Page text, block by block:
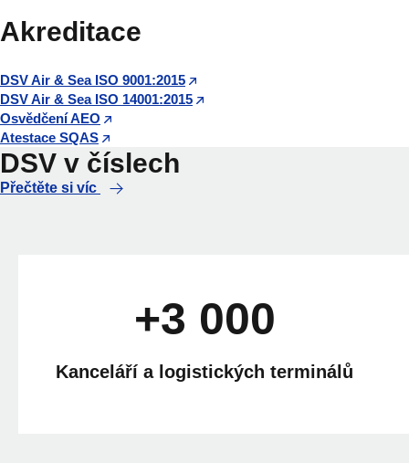
Akreditace
DSV Air & Sea ISO 9001:2015
DSV Air & Sea ISO 14001:2015
Osvědčení AEO
Atestace SQAS
DSV v číslech
Přečtěte si víc
+3 000
Kanceláří a logistických terminálů